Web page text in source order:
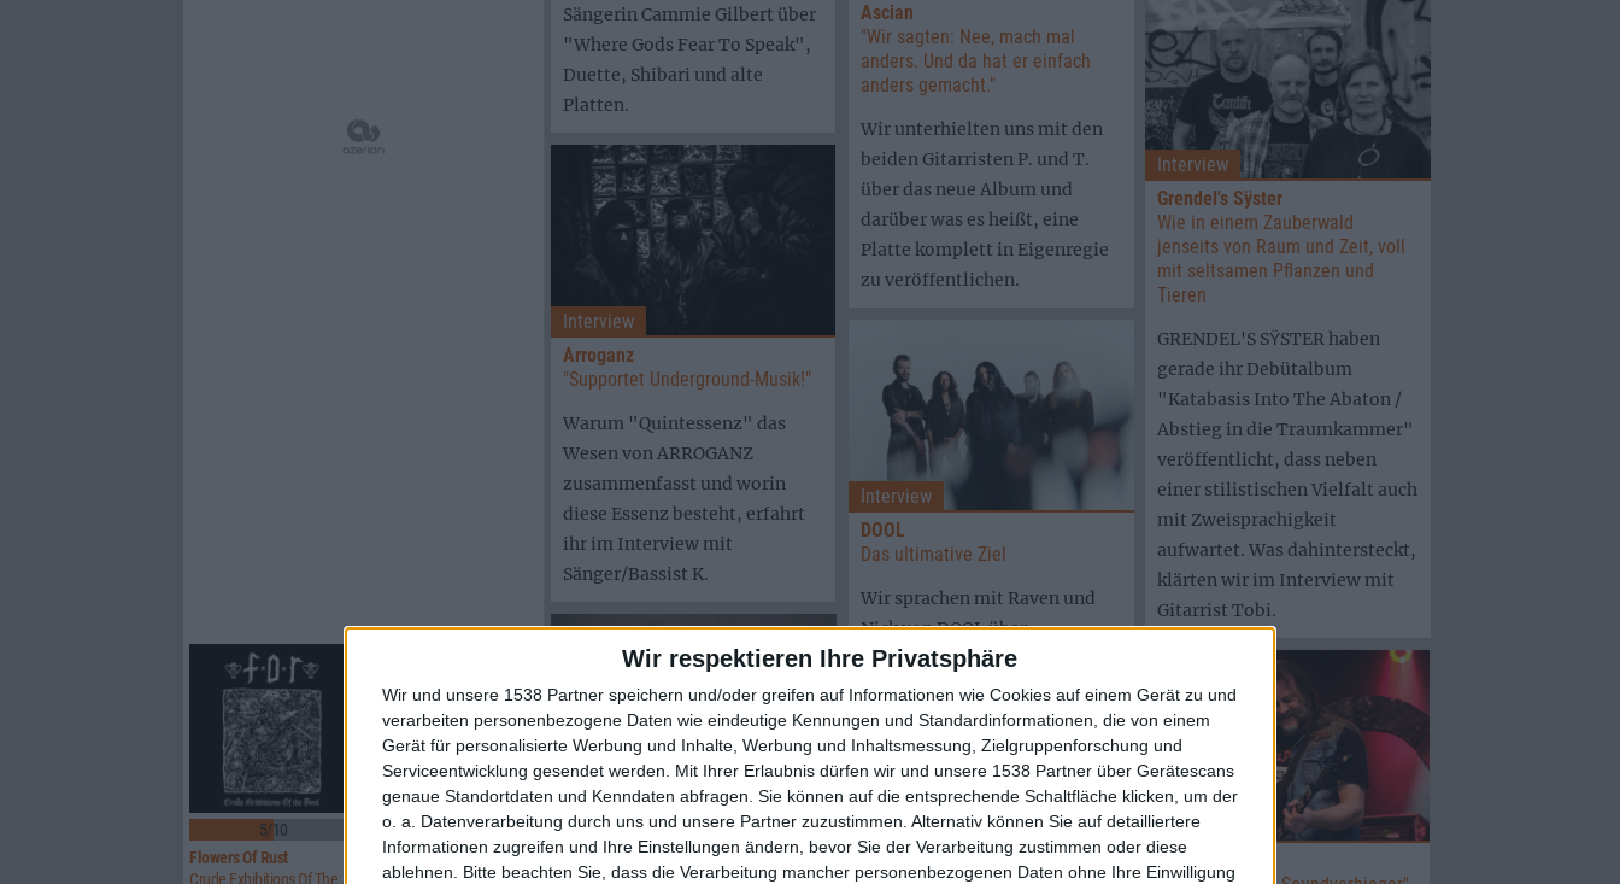
Wir respektieren Ihre Privatsphäre
Wir und unsere 1538 Partner speichern und/oder greifen auf Informationen wie Cookies auf einem Gerät zu und
verarbeiten personenbezogene Daten wie eindeutige Kennungen und Standardinformationen, die von einem
Gerät für personalisierte Werbung und Inhalte, Werbung und Inhaltsmessung, Zielgruppenforschung und
Serviceentwicklung gesendet werden.
Mit Ihrer Erlaubnis dürfen wir und unsere 1538 Partner über Gerätescans
genaue Standortdaten und Kenndaten abfragen. Sie können auf die entsprechende Schaltfläche klicken, um der
o. a. Datenverarbeitung durch uns und unsere Partner zuzustimmen. Alternativ können Sie auf detailliertere
Informationen zugreifen und Ihre Einstellungen ändern, bevor Sie der Verarbeitung zustimmen oder diese
ablehnen.
Bitte beachten Sie, dass die Verarbeitung mancher personenbezogenen Daten ohne Ihre Einwilligung
Sängerin Cammie Gilbert über
"Where Gods Fear To Speak",
Duette, Shibari und alte
Platten.
Ascian
"Wir sagten: Nee, mach mal
anders. Und da hat er einfach
anders gemacht."
Wir unterhielten uns mit den
beiden Gitarristen P. und T.
über das neue Album und
darüber was es heißt, eine
Platte komplett in Eigenregie
zu veröffentlichen.
Interview
Grendel's Sÿster
Wie in einem Zauberwald
jenseits von Raum und Zeit, voll
mit seltsamen Pflanzen und
Tieren
GRENDEL'S SŸSTER haben
gerade ihr Debütalbum
"Katabasis Into The Abaton /
Abstieg in die Traumkammer"
veröffentlicht, dass neben
einer stilistischen Vielfalt auch
mit Zweisprachigkeit
aufwartet. Was dahintersteckt,
klärten wir im Interview mit
Gitarrist Tobi.
Interview
Arroganz
"Supportet Underground-Musik!"
Warum "Quintessenz" das
Wesen von ARROGANZ
zusammenfasst und worin
diese Essenz besteht, erfahrt
ihr im Interview mit
Sänger/Bassist K.
Interview
DOOL
Das ultimative Ziel
Wir sprachen mit Raven und
Nick von DOOL über
Hintergründe und
Entstehungsgeschichte von
"The Shape Of Fluidity". Und
leider auch ein bisschen über
Covid.
Interview
Motorowl
"Das sind meine vier besten
Freunde auf der Welt und daran
Interview
Sentry
5/10
Flowers Of Rust
8/10
Xandria
Eclipse